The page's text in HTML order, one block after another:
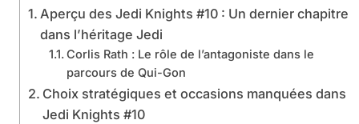
Aperçu des Jedi Knights #10 : Un dernier chapitre
dans l’héritage Jedi
Corlis Rath : Le rôle de l’antagoniste dans le
parcours de Qui-Gon
Choix stratégiques et occasions manquées dans
Jedi Knights #10